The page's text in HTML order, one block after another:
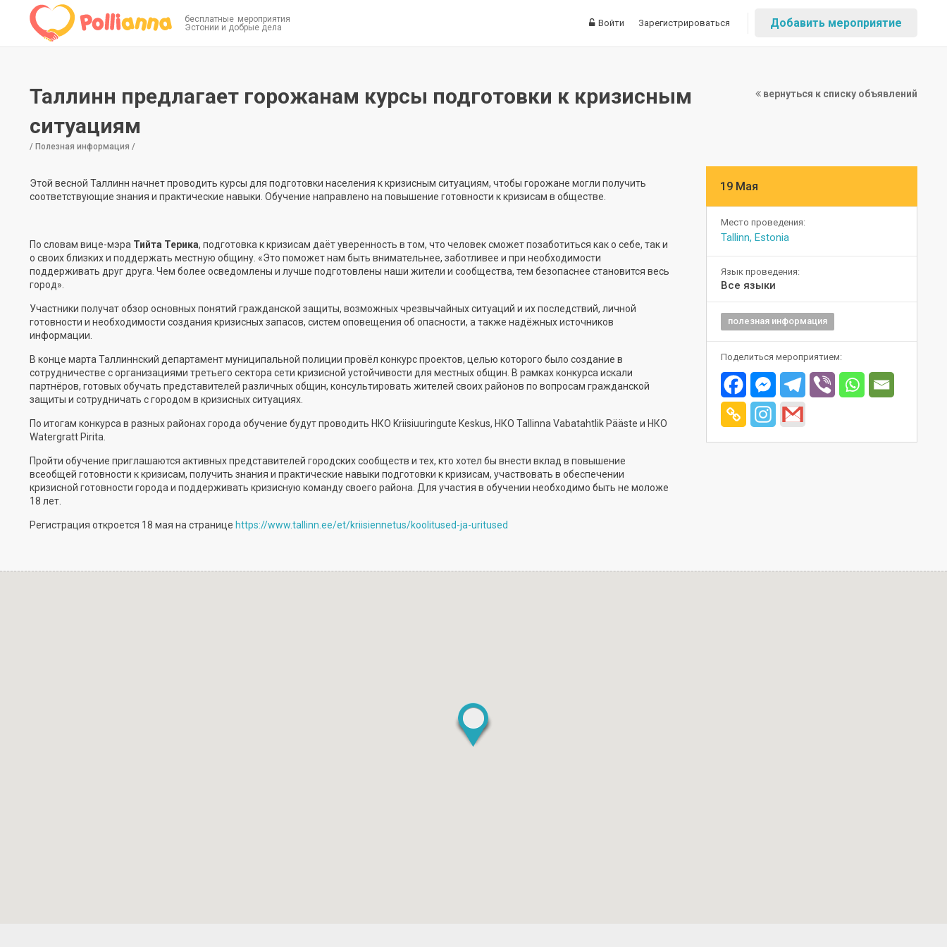
бесплатные мероприятия
Эстонии и добрые дела
Войти Зарегистрироваться Добавить мероприятие
вернуться к списку объявлений
Таллинн предлагает горожанам курсы подготовки к кризисным
ситуациям
/ Полезная информация /
Этой весной Таллинн начнет проводить курсы для подготовки населения к кризисным ситуациям, чтобы горожане могли получить
соответствующие знания и практические навыки. Обучение направлено на повышение готовности к кризисам в обществе.
По словам вице-мэра Тийта Терика, подготовка к кризисам даёт уверенность в том, что человек сможет позаботиться как о себе, так и
о своих близких и поддержать местную общину . «Это поможет нам быть внимательнее, заботливее и при необходимости
поддерживать друг друга. Чем более осведомлены и лучше подготовлены наши жители и сообщества, тем безопаснее становится весь
город».
Участники получат обзор основных понятий гражданской защиты, возможных чрезвычайных ситуаций и их последствий, личной
готовности и необходимости создания кризисных запасов, систем оповещения об опасности, а также надёжных источников
информации.
В конце марта Таллиннский департаментмуниципальной полиции провёл конкурс проектов, целью которого было создание в
сотрудничестве с организациями третьего сектора сети кризисной устойчивости для местных общин . В рамках конкурса искали
партнёров, готовых обучать представителей различных общин, консультировать жителей своих районов по вопросам гражданской
защиты и сотрудничать с городом в кризисных ситуациях.
По итогам конкурса в разных районах города обучение будут проводить НКО Kriisiuuringute Keskus, НКО Tallinna Vabatahtlik Pääste и НКО
Watergratt Pirita.
Пройти обучение приглашаются активныхпредставителей городских сообществ и тех, кто хотел бы внести вклад в повышение
всеобщей готовности к кризисам, получить знания и практические навыки подготовки к кризисам, участвовать в обеспечении
кризисной готовности города и поддерживать кризисную команду своего района. Для участия в обучении необходимо быть не моложе
18 лет.
Регистрация откроется 18 мая на странице https://www.tallinn.ee/et/kriisiennetus/koolitused-ja-uritused
19 Мая
Место проведения:
Tallinn, Estonia
Язык проведения:
Все языки
полезная информация
Поделиться мероприятием: